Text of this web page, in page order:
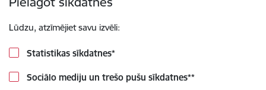
Lūdzu, atzīmējiet savu izvēli:
Statistikas sīkdatnes*
Sociālo mediju un trešo pušu sīkdatnes**